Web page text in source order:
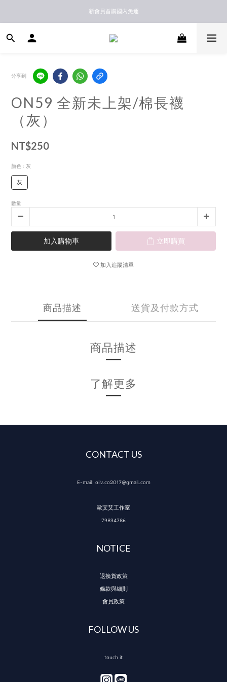
新馬港澳順豐到付配送
新會員首購國內免運
新馬港澳順豐到付配送
分享到
ON59 全新未上架/棉長襪
（灰）
NT$250
顏色 : 灰
灰
數量
加入購物車 立即購買
加入追蹤清單
商品描述 送貨及付款方式
商品描述
了解更多
CONTACT US
E-mail: oiiv.co2017@gmail.com
歐艾艾工作室
79834786
NOTICE
退換貨政策
條款與細則
會員政策
FOLLOW US
touch it